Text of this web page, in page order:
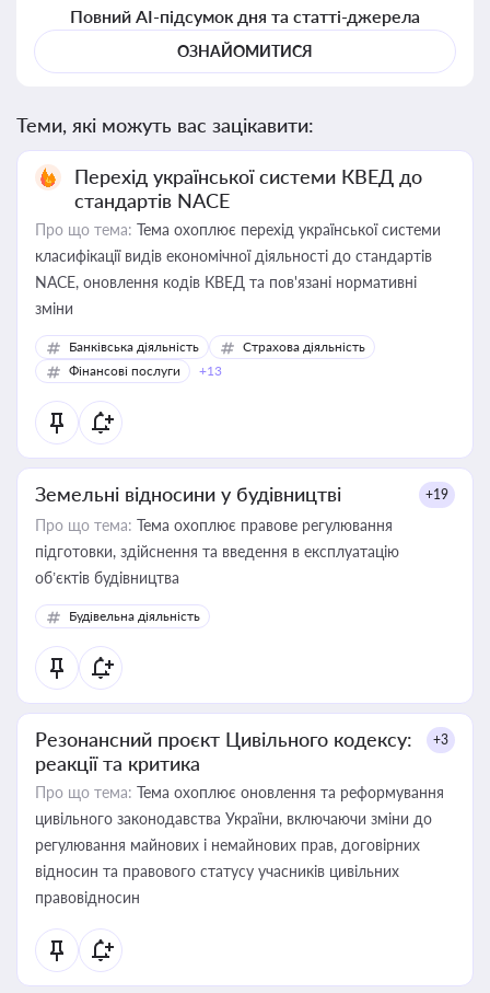
Повний AI-підсумок дня та статті-джерела
ОЗНАЙОМИТИСЯ
Теми, які можуть вас зацікавити:
Перехід української системи КВЕД до
стандартів NACE
Про що тема: Тема охоплює перехід української системи
класифікації видів економічної діяльності до стандартів
NACE, оновлення кодів КВЕД та пов'язані нормативні
зміни
Банківська діяльність
Страхова діяльність
Фінансові послуги
+13
Земельні відносини у будівництві +19
Про що тема: Тема охоплює правове регулювання
підготовки, здійснення та введення в експлуатацію
об’єктів будівництва
Будівельна діяльність
Резонансний проєкт Цивільного кодексу:
реакції та критика
+3
Про що тема: Тема охоплює оновлення та реформування
цивільного законодавства України, включаючи зміни до
регулювання майнових і немайнових прав, договірних
відносин та правового статусу учасників цивільних
правовідносин